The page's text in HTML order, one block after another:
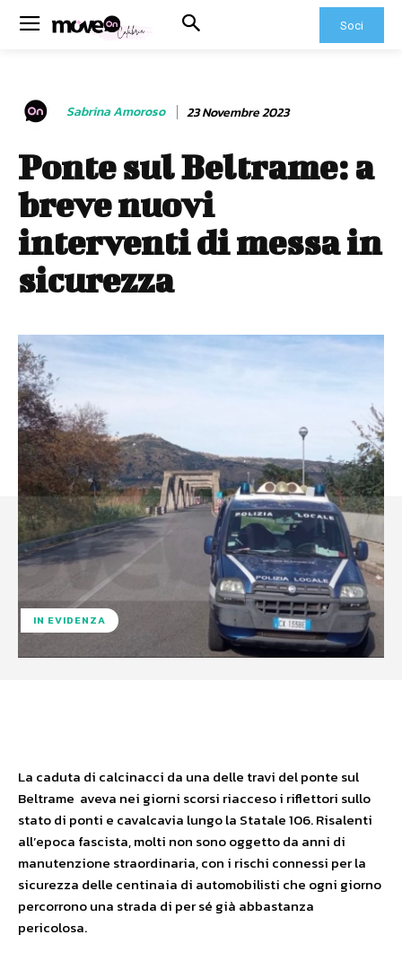
Soci
Sabrina Amoroso 23 Novembre 2023
Ponte sul Beltrame: a
breve nuovi
interventi di messa in
sicurezza
IN EVIDENZA
La caduta di calcinacci da una delle travi del ponte sul
Beltrame aveva nei giorni scorsi riacceso i riflettori sullo
stato di ponti e cavalcavia lungo la Statale 106. Risalenti
all’epoca fascista, molti non sono oggetto da anni di
manutenzione straordinaria, con i rischi connessi per la
sicurezza delle centinaia di automobilisti che ogni giorno
percorrono una strada di per sé già abbastanza
pericolosa.